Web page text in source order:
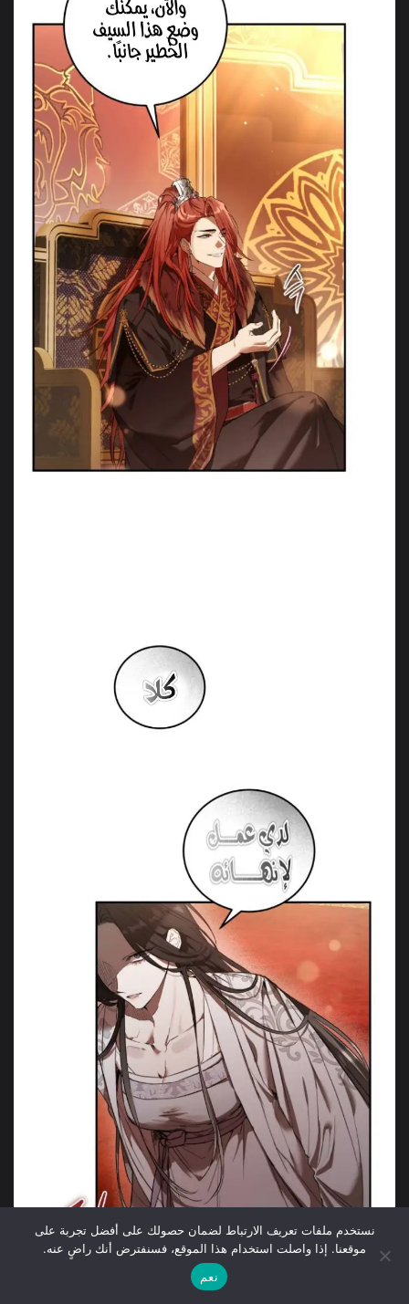
نستخدم ملفات تعريف الارتباط لضمان حصولك على أفضل تجربة على
موقعنا. إذا واصلت استخدام هذا الموقع، فسنفترض أنك راضٍ عنه.
نعم